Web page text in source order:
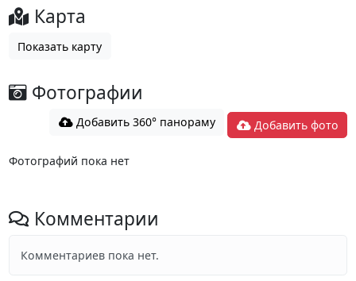
Карта
Показать карту
Фотографии
Добавить 360° панораму Добавить фото
Фотографий пока нет
Комментарии
Комментариев пока нет.